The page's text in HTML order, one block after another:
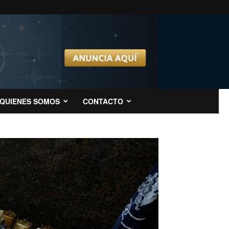
QUIENES SOMOS CONTACTO